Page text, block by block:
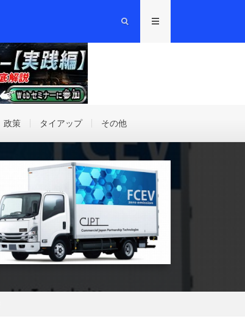
政策 タイアップ その他